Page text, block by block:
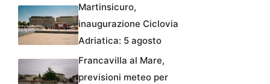
Martinsicuro,
inaugurazione Ciclovia
Adriatica: 5 agosto
Francavilla al Mare,
previsioni meteo per